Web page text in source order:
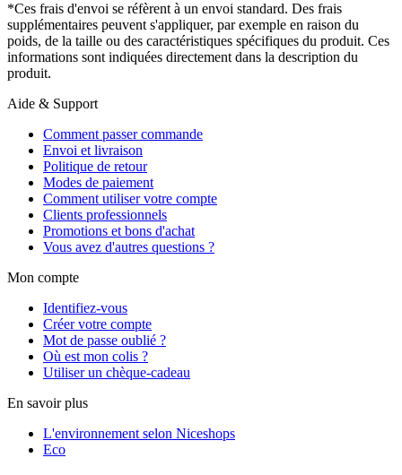
*Ces frais d'envoi se réfèrent à un envoi standard. Des frais
supplémentaires peuvent s'appliquer, par exemple en raison du
poids, de la taille ou des caractéristiques spécifiques du produit. Ces
informations sont indiquées directement dans la description du
produit.
Aide & Support
Comment passer commande
Envoi et livraison
Politique de retour
Modes de paiement
Comment utiliser votre compte
Clients professionnels
Promotions et bons d'achat
Vous avez d'autres questions ?
Mon compte
Identifiez-vous
Créer votre compte
Mot de passe oublié ?
Où est mon colis ?
Utiliser un chèque-cadeau
En savoir plus
L'environnement selon Niceshops
Eco